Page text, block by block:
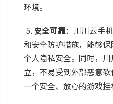
环境。
5. 安全可靠：川川云手
和安全防护措施，能够
个人隐私安全。同时，
立，不易受到外部恶意
一个安全、放心的游戏挂